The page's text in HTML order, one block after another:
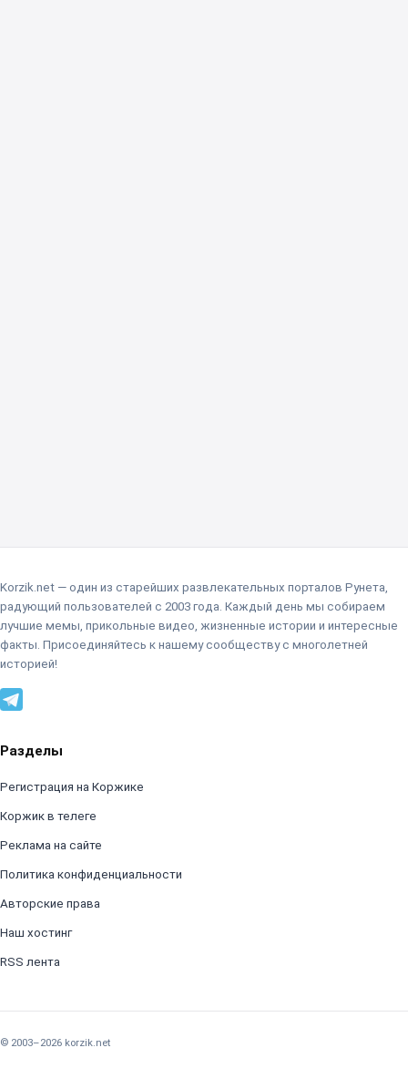
Korzik.net — один из старейших развлекательных порталов Рунета,
радующий пользователей с 2003 года. Каждый день мы собираем
лучшие мемы, прикольные видео, жизненные истории и интересные
факты. Присоединяйтесь к нашему сообществу с многолетней
историей!
Разделы
Регистрация на Коржике
Коржик в телеге
Реклама на сайте
Политика конфиденциальности
Авторские права
Наш хостинг
RSS лента
© 2003–2026 korzik.net